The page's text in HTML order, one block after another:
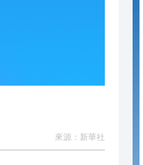
來源： 新華社